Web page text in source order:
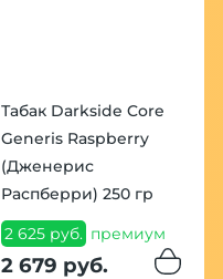
Табак Darkside Core
Generis Raspberry
(Дженерис
Распберри) 250 гр
2 625 руб. премиум
2 679 руб.